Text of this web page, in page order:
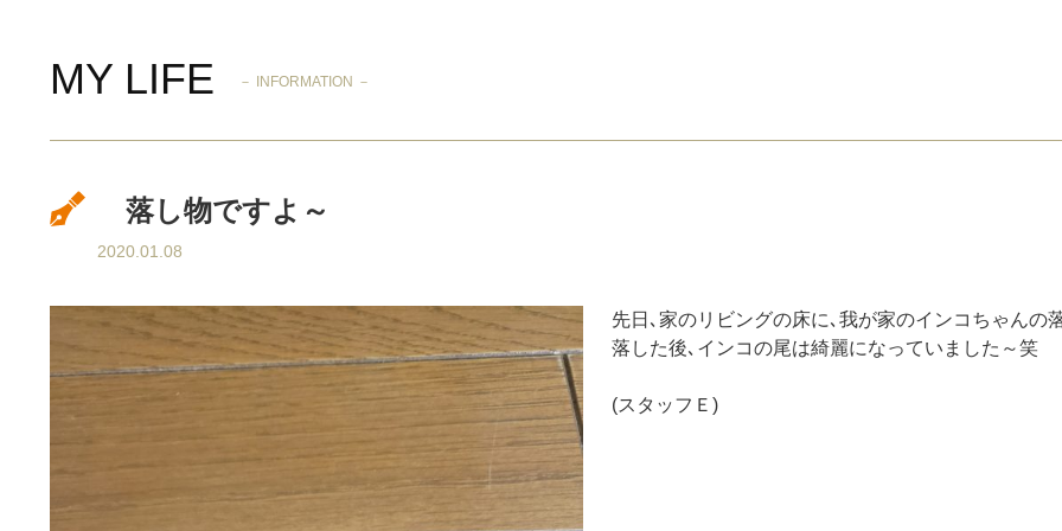
MY LIFE － INFORMATION －
落し物ですよ～
2020.01.08
先日､家のリビングの床に､我が家のインコちゃんの
落した後､インコの尾は綺麗になっていました～笑
(スタッフＥ)